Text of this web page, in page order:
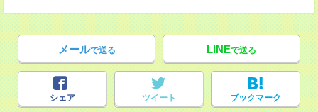
メールで送る LINEで送る
シェア ツイート ブックマーク